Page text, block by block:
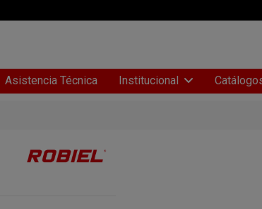
Asistencia Técnica Institucional